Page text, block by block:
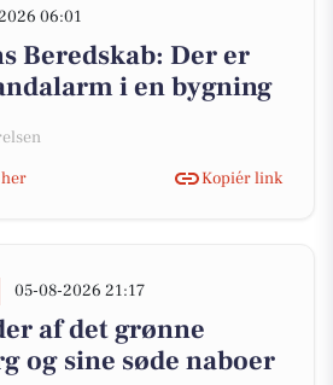
06:01
Beredskab: Der er
i en bygning
Kopiér link
05-08-2026 21:17
af det grønne
og sine søde naboer